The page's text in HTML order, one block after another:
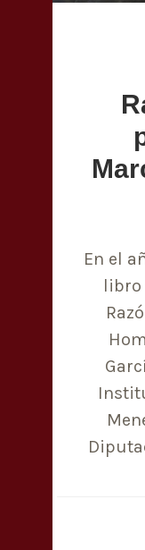
En el
libro